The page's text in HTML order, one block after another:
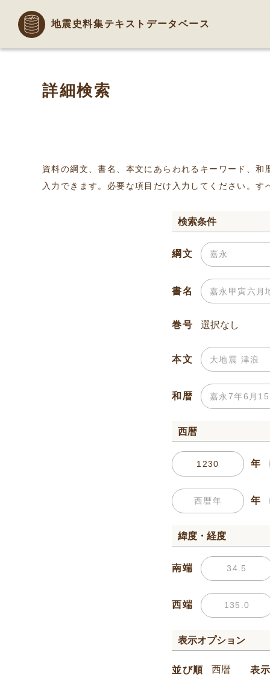
地震史料集テキストデータベース
詳細検索
資料の綱文、書名、本文にあらわれるキーワード、
入力できます。必要な項目だけ入力してください。
検索条件
綱文
書名
巻号
本文
和暦
西暦
年
年
緯度・経度
南端
西端
表示オプション
並び順 表